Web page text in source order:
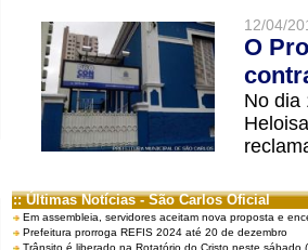
12/04/
O
No dia
:: Últimas Notícias - São Carlos Oficial
Em assembleia, servidores aceitam nova proposta e
Prefeitura prorroga REFIS 2024 até 20 de dezembro
Trânsito é liberado na Rotatório do Cristo neste sábado